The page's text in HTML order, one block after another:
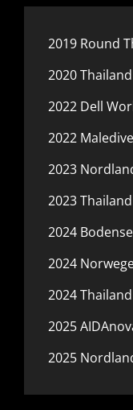
2019 Round
2020 Thailand
2022 Dell
2022
2023
2023 Thailand
2024
2024
2024 Thailand
2025
2025